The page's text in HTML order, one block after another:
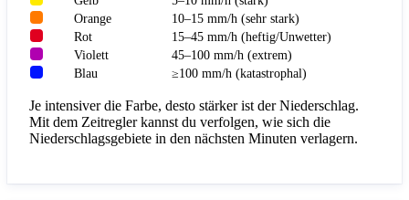
Orange
10–15 mm/h (sehr stark)
Rot
15–45 mm/h (heftig/Unwetter)
Violett
45–100 mm/h (extrem)
Blau
≥100 mm/h (katastrophal)
Je intensiver die Farbe, desto stärker ist der Niederschlag.
Mit dem Zeitregler kannst du verfolgen, wie sich die
Niederschlagsgebiete in den nächsten Minuten verlagern.